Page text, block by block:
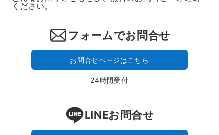
ください。
フォームでお問合せ
お問合せページはこちら
24時間受付
LINEお問合せ